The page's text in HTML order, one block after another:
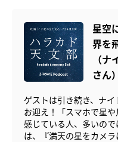
星空
界を
（
さん）
ゲストは引き続き、ナ
お迎え！「スマホで星
感じている人、多いの
は、『満天の星をカメ